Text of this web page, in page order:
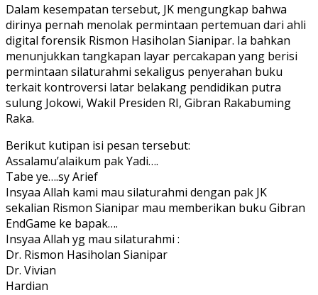
Dalam kesempatan tersebut, JK mengungkap bahwa
dirinya pernah menolak permintaan pertemuan dari ahli
digital forensik Rismon Hasiholan Sianipar. Ia bahkan
menunjukkan tangkapan layar percakapan yang berisi
permintaan silaturahmi sekaligus penyerahan buku
terkait kontroversi latar belakang pendidikan putra
sulung Jokowi, Wakil Presiden RI, Gibran Rakabuming
Raka.
Berikut kutipan isi pesan tersebut:
Assalamu’alaikum pak Yadi….
Tabe ye….sy Arief
Insyaa Allah kami mau silaturahmi dengan pak JK
sekalian Rismon Sianipar mau memberikan buku Gibran
EndGame ke bapak….
Insyaa Allah yg mau silaturahmi :
Dr. Rismon Hasiholan Sianipar
Dr. Vivian
Hardian